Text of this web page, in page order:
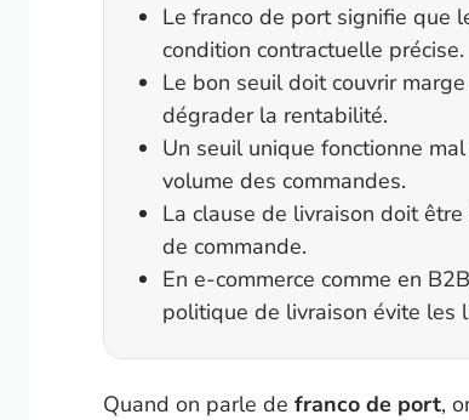
Le franco de port signifie que
condition contractuelle précise.
Le bon seuil doit couvrir
dégrader la rentabilité.
Un seuil unique fonctionne
volume des commandes.
La clause de livraison doit
de commande.
En e-commerce comme en
politique de livraison évite les
Quand on parle defranco de port,